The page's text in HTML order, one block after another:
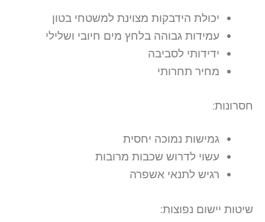
יכולת הידבקות מצוינת למשטחי בטון
עמידות גבוהה בלחץ מים חיובי ושלילי
ידידותי לסביבה
מחיר תחרותי
חסרונות:
גמישות נמוכה יחסית
עשוי לדרוש שכבות מרובות
רגיש לתנאי אשפרה
שיטות יישום נפוצות: